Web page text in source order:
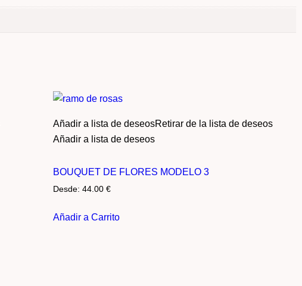
Añadir a lista de deseosRetirar de la lista de deseos
Añadir a lista de deseos
BOUQUET DE FLORES MODELO 3
Desde: 44.00 €
Añadir a Carrito